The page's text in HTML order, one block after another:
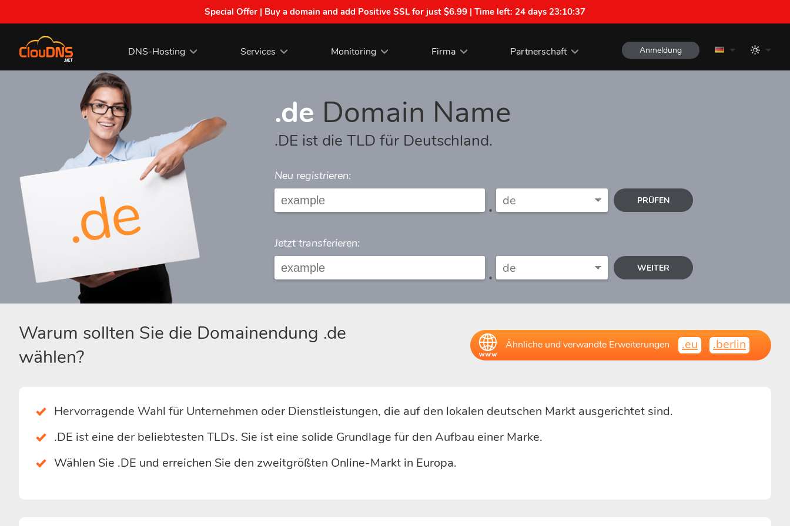
Special Offer | Buy a domain and add Positive SSL for just $6.99 | Time left: 24 days 23:10:36
DNS-Hosting Services Monitoring Firma Partnerschaft Anmeldung
.de
.de Domain Name
.DE ist die TLD für Deutschland.
Neu registrieren:
. PRÜFEN
Jetzt transferieren:
. WEITER
Warum sollten Sie die Domainendung .de
wählen?
Ähnliche und verwandte Erweiterungen .eu .berlin
Hervorragende Wahl für Unternehmen oder Dienstleistungen, die auf den lokalen deutschen Markt ausgerichtet sind.
.DE ist eine der beliebtesten TLDs. Sie ist eine solide Grundlage für den Aufbau einer Marke.
Wählen Sie .DE und erreichen Sie den zweitgrößten Online-Markt in Europa.